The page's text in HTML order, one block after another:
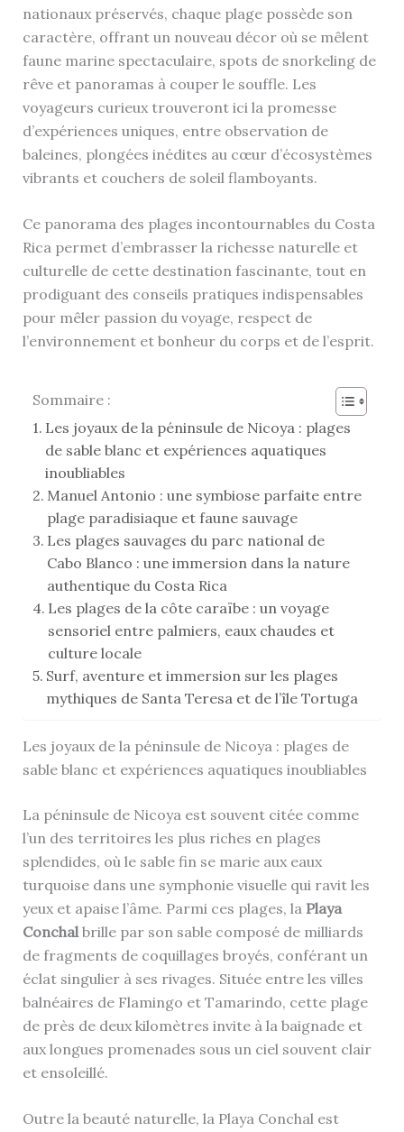
nationaux préservés, chaque plage possède son
caractère, offrant un nouveau décor où se mêlent
faune marine spectaculaire, spots de snorkeling de
rêve et panoramas à couper le souffle. Les
voyageurs curieux trouveront ici la promesse
d’expériences uniques, entre observation de
baleines, plongées inédites au cœur d’écosystèmes
vibrants et couchers de soleil flamboyants.
Ce panorama des plages incontournables du Costa
Rica permet d’embrasser la richesse naturelle et
culturelle de cette destination fascinante, tout en
prodiguant des conseils pratiques indispensables
pour mêler passion du voyage, respect de
l’environnement et bonheur du corps et de l’esprit.
Sommaire :
Les joyaux de la péninsule de Nicoya : plages
de sable blanc et expériences aquatiques
inoubliables
Manuel Antonio : une symbiose parfaite entre
plage paradisiaque et faune sauvage
Les plages sauvages du parc national de
Cabo Blanco : une immersion dans la nature
authentique du Costa Rica
Les plages de la côte caraïbe : un voyage
sensoriel entre palmiers, eaux chaudes et
culture locale
Surf, aventure et immersion sur les plages
mythiques de Santa Teresa et de l’île Tortuga
Les joyaux de la péninsule de Nicoya : plages de
sable blanc et expériences aquatiques inoubliables
La péninsule de Nicoya est souvent citée comme
l’un des territoires les plus riches en plages
splendides, où le sable fin se marie aux eaux
turquoise dans une symphonie visuelle qui ravit les
yeux et apaise l’âme. Parmi ces plages, la Playa
Conchalbrille par son sable composé de milliards
de fragments de coquillages broyés, conférant un
éclat singulier à ses rivages. Située entre les villes
balnéaires de Flamingo et Tamarindo, cette plage
de près de deux kilomètres invite à la baignade et
aux longues promenades sous un ciel souvent clair
et ensoleillé.
Outre la beauté naturelle, la Playa Conchal est